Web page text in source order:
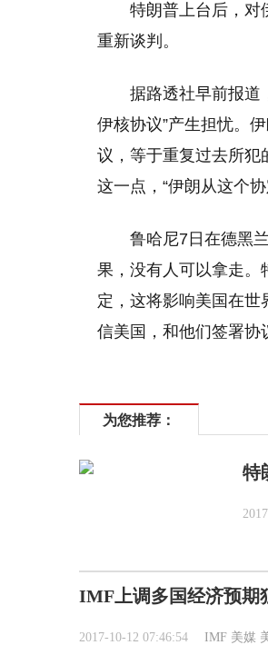
特朗普上台后，对
重新谈判。
据路透社早前报道
伊核协议”产生担忧。
议，等于重复过去所犯
这一点，“伊朗从这个
鲁哈尼7日在德黑
果，没有人可以拿走。
定，这将影响美国在
信美国，和他们签署协
为您推荐：
特
IMF上调多国经济预期
2017-10-12 07:46:54 IMF 美媒